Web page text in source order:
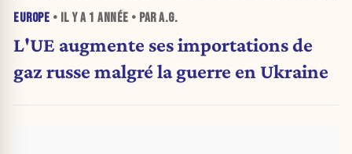
EUROPE • IL Y A 1 ANNÉE • PAR A.G.
L'UE augmente ses importations de
gaz russe malgré la guerre en Ukraine